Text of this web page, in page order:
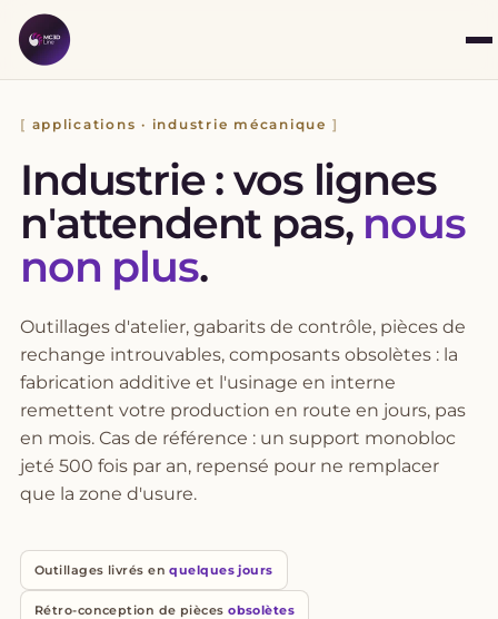
applications · industrie mécanique
Industrie : vos lignes
n'attendent pas, nous
non plus.
Outillages d'atelier, gabarits de contrôle, pièces de
rechange introuvables, composants obsolètes : la
fabrication additive et l'usinage en interne
remettent votre production en route en jours, pas
en mois. Cas de référence : un support monobloc
jeté 500 fois par an, repensé pour ne remplacer
que la zone d'usure.
Outillages livrés enquelques jours
Rétro-conception de piècesobsolètes